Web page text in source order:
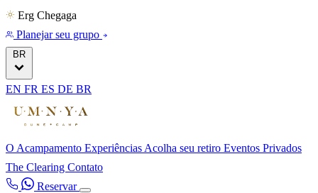
Erg Chegaga
Planejar seu grupo
BR
EN FR ES DE BR
O Acampamento Experiências Acolha seu retiro Eventos Privados
The Clearing Contato
Reservar